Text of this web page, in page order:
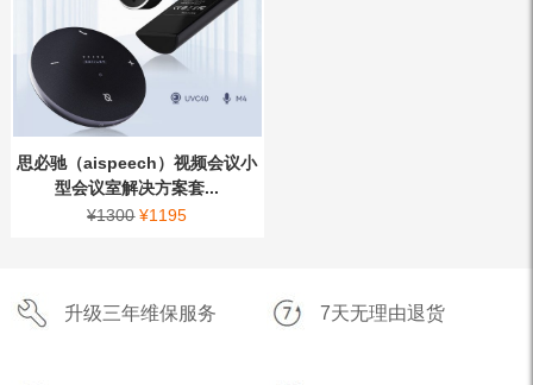
思必驰（aispeech）视频会议小
型会议室解决方案套...
¥1300 ¥1195
升级三年维保服务 7天无理由退货